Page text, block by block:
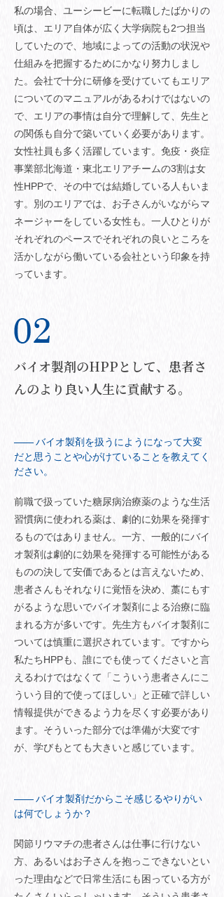
私の場合、ユーシービーに転職したばかりの
頃は、エリア自体が広く大学病院も2つ担当
していたので、地域によっての活動の状況や
仕組みを把握するためにかなり努力しまし
た。会社で十分に研修を受けていてもエリア
についてのマニュアルがあるわけではないの
で、エリアの事情は自分で理解して、先生と
の関係も自分で築いていく必要があります。
女性社員も多く活躍しています。免疫・炎症
事業部北海道・東北エリアチームの3割は女
性HPPで、その中では結婚している人もいま
す。別のエリアでは、お子さんがいながらマ
ネージャーをしている女性も。一人ひとりが
それぞれのペースでそれぞれの良いところを
活かしながら働いている会社という印象を持
っています。
バイオ製剤のHPPとして、患者さ
んのより良い人生に貢献する。
バイオ製剤を扱うにようになって大変
だと思うことや心がけていることを教えてく
ださい。
前職で扱っていた糖尿病治療薬のような生活
習慣病に使われる薬は、劇的に効果を発揮す
るものではありません。一方、一般的にバイ
オ製剤は劇的に効果を発揮する可能性がある
ものの決して安価であるとは言えないため、
患者さんもそれなりに覚悟を決め、藁にもす
がるような思いでバイオ製剤による治療に臨
まれる方が多いです。先生方もバイオ製剤に
ついては慎重に選択されています。ですから
私たちHPPも、誰にでも使ってくださいと言
えるわけではなくて「こういう患者さんにこ
ういう目的で使ってほしい」と正確で詳しい
情報提供ができるよう力を尽くす必要があり
ます。そういった部分では準備が大変です
が、学びもとても大きいと感じています。
バイオ製剤だからこそ感じるやりがい
は何でしょうか？
関節リウマチの患者さんは仕事に行けない
方、あるいはお子さんを抱っこできないとい
った理由などで日常生活にも困っている方が